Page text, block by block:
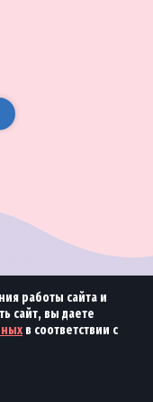
работы сайта и
сайт, вы даете
в соответствии с